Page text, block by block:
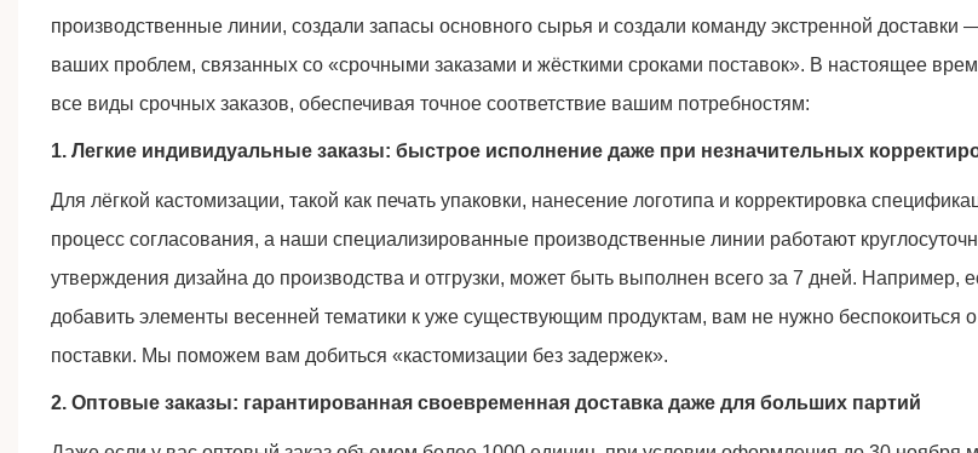
производственные линии, создали запасы основного сырья и создали команду экстренной
ваших проблем, связанных со «срочными заказами и жёсткими сроками поставок». В настоящее
все виды срочных заказов, обеспечивая точное соответствие вашим потребностям:
1. Легкие индивидуальные заказы: быстрое исполнение даже при незначительных
Для лёгкой кастомизации, такой как печать упаковки, нанесение логотипа и корректировка
процесс согласования, а наши специализированные производственные линии работают
утверждения дизайна до производства и отгрузки, может быть выполнен всего за 7 дней. Например,
добавить элементы весенней тематики к уже существующим продуктам, вам не нужно беспокоиться
поставки. Мы поможем вам добиться «кастомизации без задержек».
2. Оптовые заказы: гарантированная своевременная доставка даже для больших партий